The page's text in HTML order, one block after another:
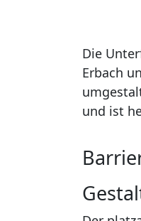
Die
Erbach
und ist